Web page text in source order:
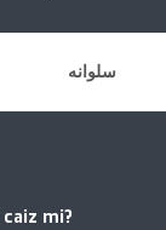
سلوانه
mi?